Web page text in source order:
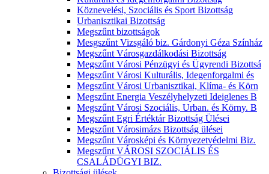
Köznevelési, Szociális és Sport Bizottság
Urbanisztikai Bizottság
Megszűnt bizottságok
Mesgszűnt Vizsgáló biz. Gárdonyi Géza Színház
Megszűnt Városgazdálkodási Bizottság
Megszűnt Városi Pénzügyi és Ügyrendi Bizottsá
Megszűnt Városi Kulturális, Idegenforgalmi és
Megszűnt Városi Urbanisztikai, Klíma- és Körn
Megszűnt Energia Veszélyhelyzeti Ideiglenes B
Megszűnt Városi Szociális, Urban. és Körny. B
Megszűnt Egri Értéktár Bizottság Ülései
Megszűnt Városimázs Bizottság ülései
Megszűnt Városképi és Környezetvédelmi Biz.
Megszűnt VÁROSI SZOCIÁLIS ÉS
CSALÁDÜGYI BIZ.